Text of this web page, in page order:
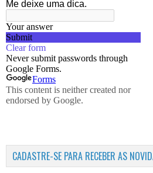
CADASTRE-SE PARA RECEBER AS